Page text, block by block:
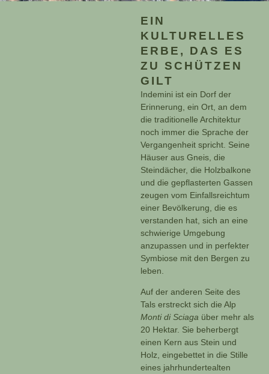
EIN
KULTURELLES
ERBE, DAS ES
ZU SCHÜTZEN
GILT
Indemini ist ein Dorf der
Erinnerung, ein Ort, an dem
die traditionelle Architektur
noch immer die Sprache der
Vergangenheit spricht. Seine
Häuser aus Gneis, die
Steindächer, die Holzbalkone
und die gepflasterten Gassen
zeugen vom Einfallsreichtum
einer Bevölkerung, die es
verstanden hat, sich an eine
schwierige Umgebung
anzupassen und in perfekter
Symbiose mit den Bergen zu
leben.
Auf der anderen Seite des
Tals erstreckt sich die Alp
Monti di Sciaga über mehr als
20 Hektar. Sie beherbergt
einen Kern aus Stein und
Holz, eingebettet in die Stille
eines jahrhundertealten